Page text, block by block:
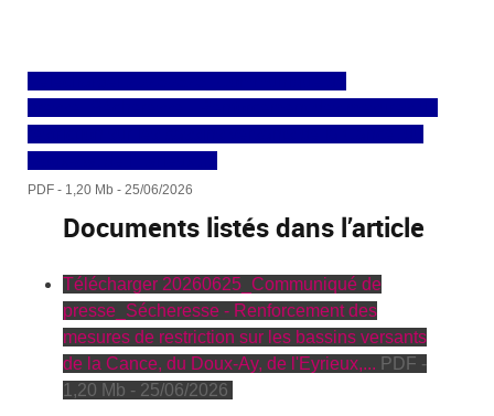
PDF - 1,20 Mb - 25/06/2026
Documents listés dans l’article
Télécharger 20260625_Communiqué de
presse_Sécheresse - Renforcement des
mesures de restriction sur les bassins versants
de la Cance, du Doux-Ay, de l'Eyrieux,... PDF -
1,20 Mb - 25/06/2026